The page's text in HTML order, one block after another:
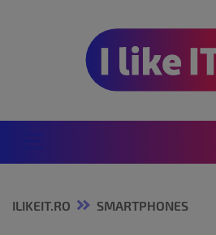
ILIKEIT.RO SMARTPHONES